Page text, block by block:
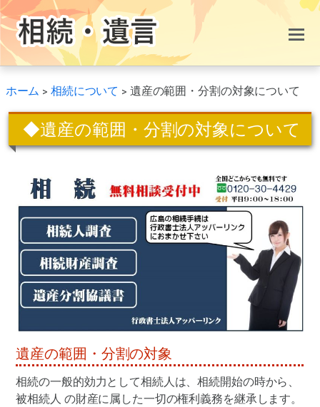
ホーム > 相続について > 遺産の範囲・分割の対象について
◆遺産の範囲・分割の対象について
遺産の範囲・分割の対象
相続の一般的効力として相続人は、相続開始の時から、
被相続人 の財産に属した一切の権利義務を継承します。